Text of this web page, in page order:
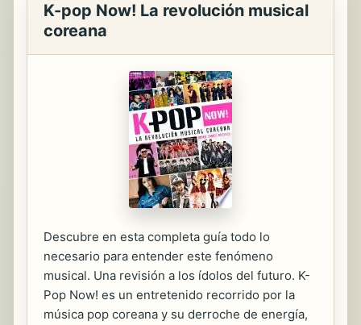
K-pop Now! La revolución musical
coreana
Descubre en esta completa guía todo lo
necesario para entender este fenómeno
musical. Una revisión a los ídolos del futuro. K-
Pop Now! es un entretenido recorrido por la
música pop coreana y su derroche de energía,